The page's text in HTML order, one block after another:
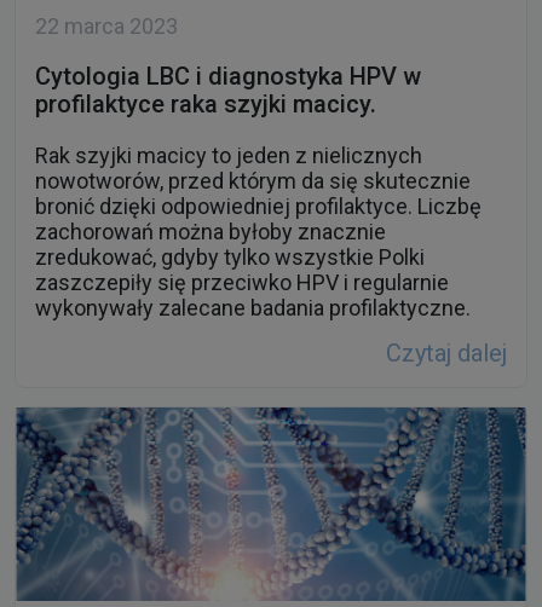
22 marca 2023
Cytologia LBC i diagnostyka HPV w
profilaktyce raka szyjki macicy.
Rak szyjki macicy to jeden z nielicznych
nowotworów, przed którym da się skutecznie
bronić dzięki odpowiedniej profilaktyce. Liczbę
zachorowań można byłoby znacznie
zredukować, gdyby tylko wszystkie Polki
zaszczepiły się przeciwko HPV i regularnie
wykonywały zalecane badania profilaktyczne.
Czytaj dalej